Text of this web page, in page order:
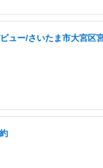
ュー/さいたま市大宮区